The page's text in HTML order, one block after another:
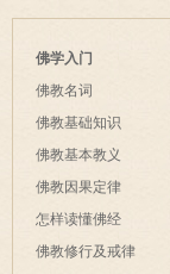
生度此身？
解
佛学入门
佛教名词
佛教基础知识
佛教基本教义
佛教因果定律
怎样读懂佛经
佛教修行及戒律